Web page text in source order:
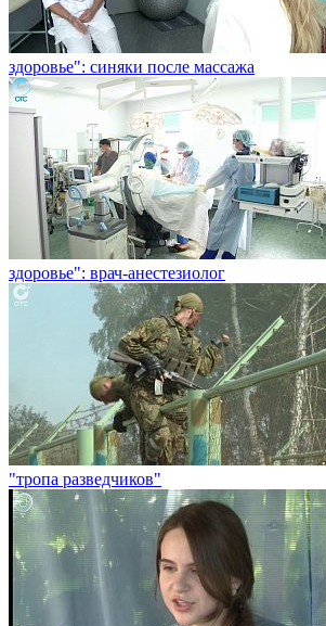
здоровье": синяки после массажа
здоровье": врач-анестезиолог
"тропа разведчиков"